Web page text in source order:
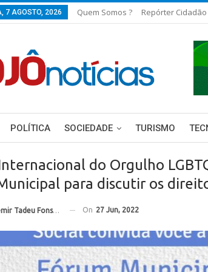
7 AGOSTO, 2026 Quem Somos ? Repórter Cidadão
POLÍTICA SOCIEDADE TURISMO
do Orgulho
para discutir os
Tadeu Fonseca On 27 Jun, 2022